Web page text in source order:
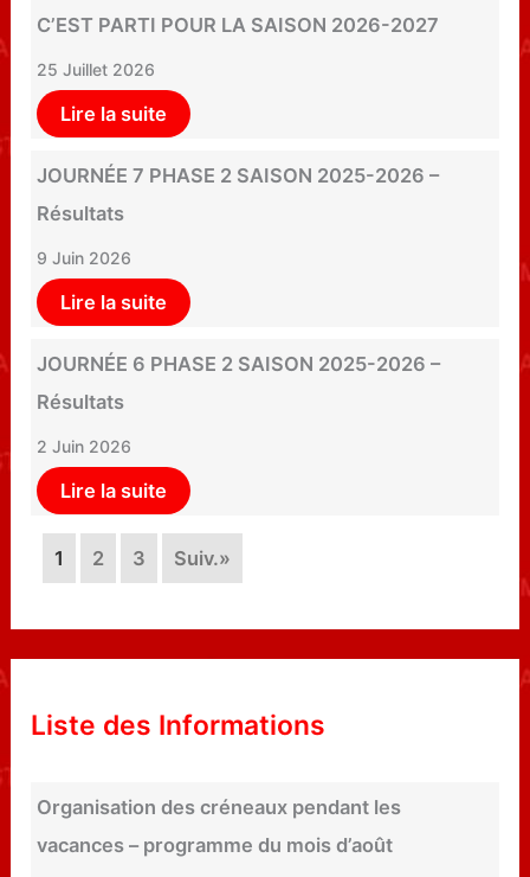
C’EST PARTI POUR LA SAISON 2026-2027
25 Juillet 2026
Lire la suite
JOURNÉE 7 PHASE 2 SAISON 2025-2026 –
Résultats
9 Juin 2026
Lire la suite
JOURNÉE 6 PHASE 2 SAISON 2025-2026 –
Résultats
2 Juin 2026
Lire la suite
1 2 3 Suiv.»
Liste des Informations
Organisation des créneaux pendant les
vacances – programme du mois d’août